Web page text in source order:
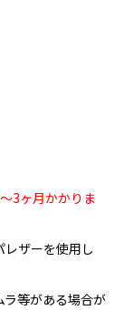
3ヶ月かかりま
ザーを使用し
ラ等がある場合が